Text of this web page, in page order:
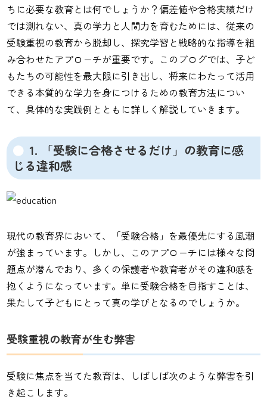
ちに必要な教育とは何でしょうか？偏差値や合格実績だけ
では測れない、真の学力と人間力を育むためには、従来の
受験重視の教育から脱却し、探究学習と戦略的な指導を組
み合わせたアプローチが重要です。このブログでは、子ど
もたちの可能性を最大限に引き出し、将来にわたって活用
できる本質的な学力を身につけるための教育方法につい
て、具体的な実践例とともに詳しく解説していきます。
1. 「受験に合格させるだけ」の教育に感
じる違和感
現代の教育界において、「受験合格」を最優先にする風潮
が強まっています。しかし、このアプローチには様々な問
題点が潜んでおり、多くの保護者や教育者がその違和感を
抱くようになっています。単に受験合格を目指すことは、
果たして子どもにとって真の学びとなるのでしょうか。
受験重視の教育が生む弊害
受験に焦点を当てた教育は、しばしば次のような弊害を引
き起こします。